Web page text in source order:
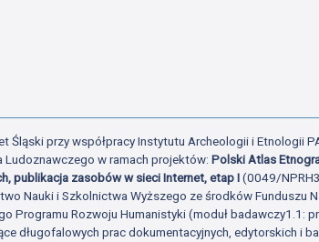
strony
Śląski przy współpracy Instytutu Archeologii i Etnologii
w ramach projektów:Polski Atlas
publikacja zasobów w sieci Internet, etap I(0049/
Nauki i Szkolnictwa Wyższego ze środków Funduszu
Programu Rozwoju Humanistyki (moduł badawczy1.1:
długofalowych prac dokumentacyjnych, edytorskich i